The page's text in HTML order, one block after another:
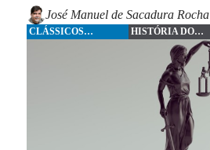
José Manuel de Sacadura Rocha
CLÁSSICOS
FORENSE
HISTÓRIA DO
DIREITO